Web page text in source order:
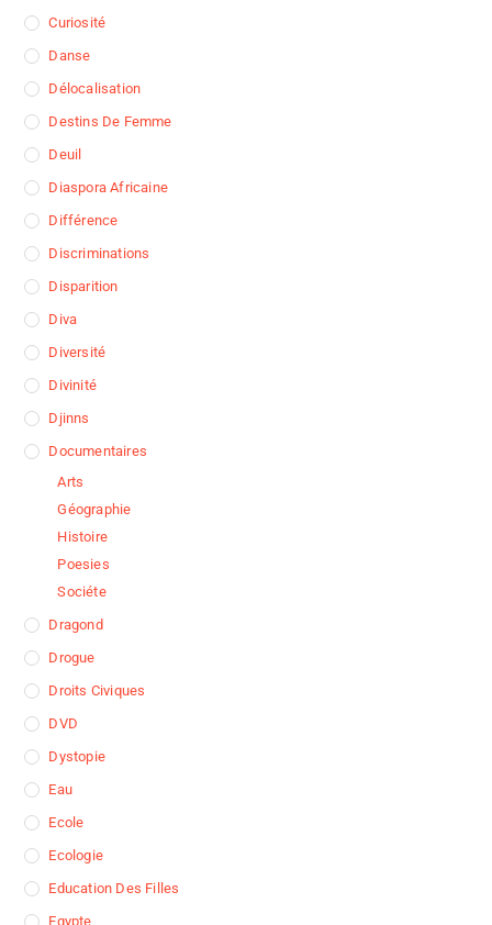
Curiosité
Danse
Délocalisation
Destins De Femme
Deuil
Diaspora Africaine
Différence
Discriminations
Disparition
Diva
Diversité
Divinité
Djinns
Documentaires
Arts
Géographie
Histoire
Poesies
Sociéte
Dragond
Drogue
Droits Civiques
DVD
Dystopie
Eau
Ecole
Ecologie
Education Des Filles
Egypte